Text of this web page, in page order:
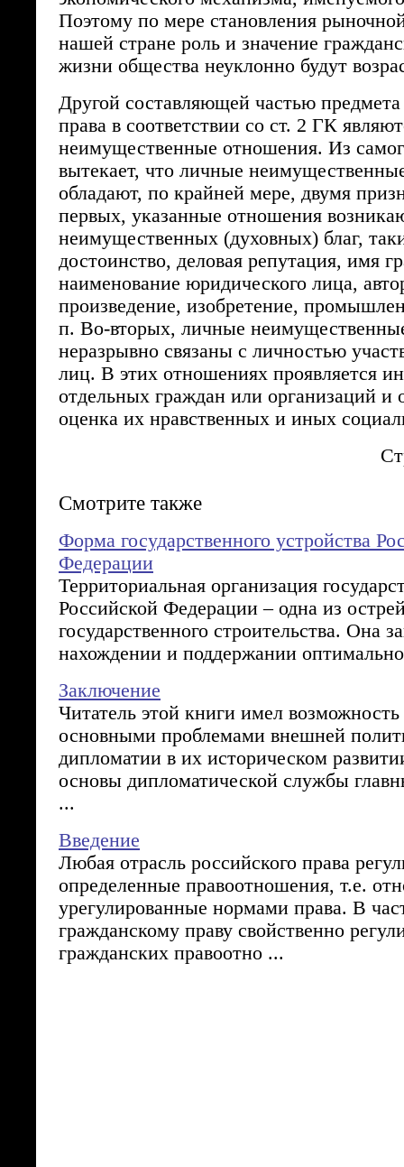
Поэтому по мере становления
нашей стране роль и значение
жизни общества неуклонно будут
Другой составляющей частью предмета
права в соответствии со ст. 2 ГК
неимущественные отношения. Из
вытекает, что личные
обладают, по крайней мере, двумя
первых, указанные отношения
неимущественных (духовных) благ,
достоинство, деловая репутация, имя
наименование юридического лица,
произведение, изобретение,
п. Во-вторых, личные
неразрывно связаны с личностью
лиц. В этих отношениях проявляется
отдельных граждан или организаций и
оценка их нравственных и иных
Смотрите также
Форма государственного устройства
Федерации
Территориальная организация
Российской Федерации – одна из
государственного строительства. Она
нахождении и поддержании
Заключение
Читатель этой книги имел
основными проблемами внешней
дипломатии в их историческом
основы дипломатической службы
...
Введение
Любая отрасль российского права
определенные правоотношения, т.е.
урегулированные нормами права. В
гражданскому праву свойственно
гражданских правоотно ...